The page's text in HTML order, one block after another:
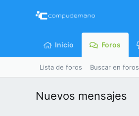
Inicio Foros
Lista de foros Buscar en foros
Nuevos mensajes